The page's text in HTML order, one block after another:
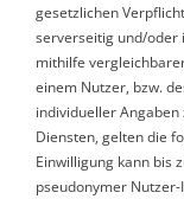
gesetzlichen
serverseitig und/oder
mithilfe
einem Nutzer, bzw.
individueller
Diensten, gelten die
Einwilligung kann bis
pseudonymer